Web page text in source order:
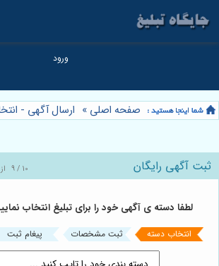
صفحه اصلی » ارسال آگهی -
ثبت آگهی رایگان 9/ 10 از
لطفا دسته ی آگهی خود را برای تبلیغ انتخاب
انتخاب دسته ثبت مشخصات پیغام ثبت